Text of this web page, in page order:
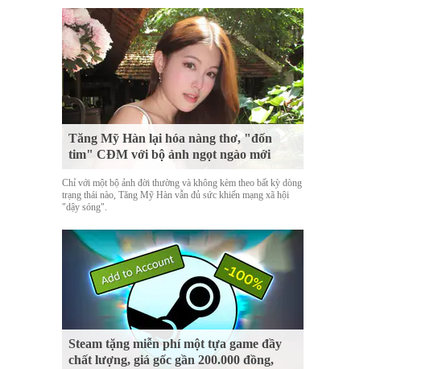
Tăng Mỹ Hàn lại hóa nàng thơ, "đốn
tim" CĐM với bộ ảnh ngọt ngào mới
Chỉ với một bộ ảnh đời thường và không kèm theo bất kỳ dòng
trạng thái nào, Tăng Mỹ Hàn vẫn đủ sức khiến mạng xã hội
"dậy sóng".
Steam tặng miễn phí một tựa game đầy
chất lượng, giá gốc gần 200.000 đồng,